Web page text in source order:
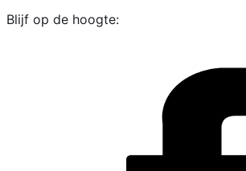
Blijf op de hoogte: